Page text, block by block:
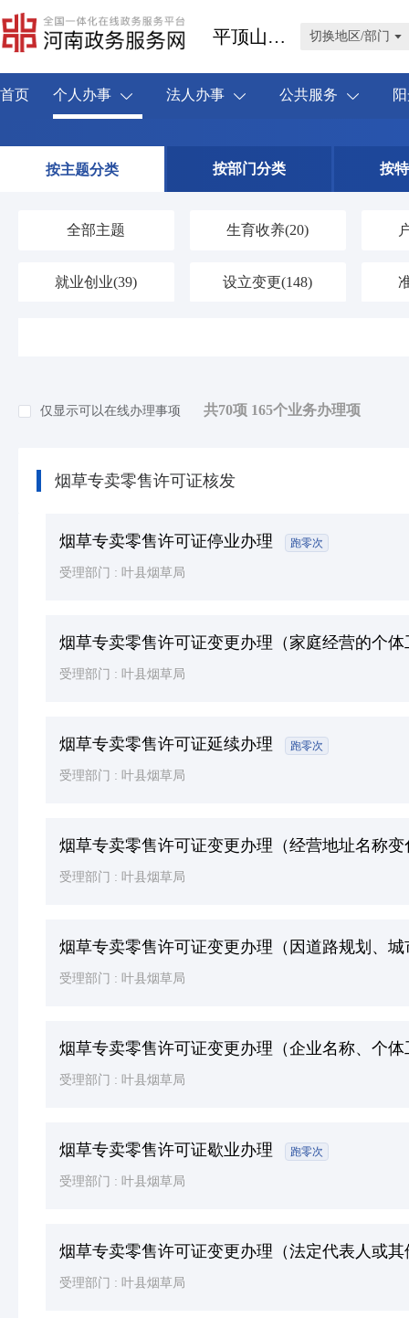
平顶山市叶县 切换地区/部门
首页 个人办事 法人办事 公共服务
按主题分类 按部门分类 按
全部主题 生育收养(20)
就业创业(39) 设立变更(148)
死亡殡葬(3)
仅显示可以在线办理事项 共70项 165个业务办理项
烟草专卖零售许可证核发
烟草专卖零售许可证停业办理 跑零次
受理部门 : 叶县烟草局
烟草专卖零售许可证变更办理（家庭经营的个
受理部门 : 叶县烟草局
烟草专卖零售许可证延续办理 跑零次
受理部门 : 叶县烟草局
烟草专卖零售许可证变更办理（经营地址名称
受理部门 : 叶县烟草局
烟草专卖零售许可证变更办理（因道路规划、
受理部门 : 叶县烟草局
烟草专卖零售许可证变更办理（企业名称、个
受理部门 : 叶县烟草局
烟草专卖零售许可证歇业办理 跑零次
受理部门 : 叶县烟草局
烟草专卖零售许可证变更办理（法定代表人或
受理部门 : 叶县烟草局